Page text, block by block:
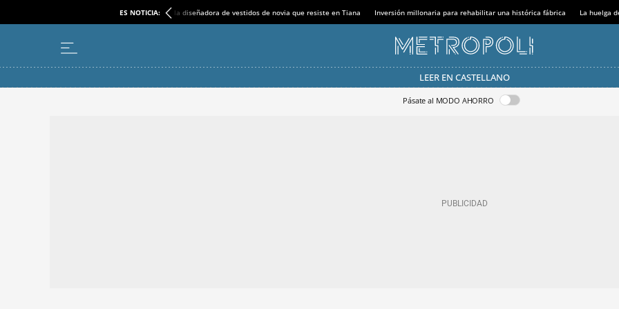
ES NOTICIA: la diseñadora de vestidos de novia que resiste en Tiana Inversión millonaria para rehabilitar una histórica fábrica La huelga
LEER EN CASTELLANO
Pásate al MODO AHORRO